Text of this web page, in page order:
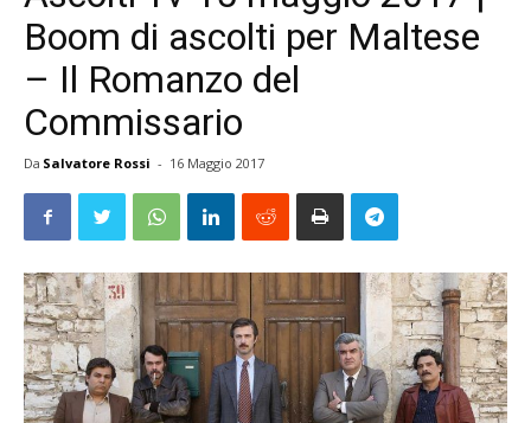
Boom di ascolti per Maltese
– Il Romanzo del
Commissario
Da Salvatore Rossi - 16 Maggio 2017